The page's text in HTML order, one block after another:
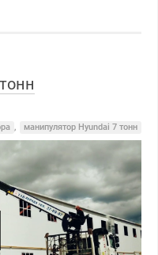
, манипулятор Hyundai 7 тонн